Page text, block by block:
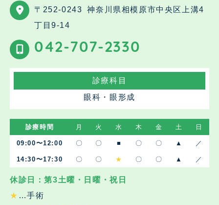
〒252-0243
神奈川県相模原市中央区上溝4
丁目9-14
042-707-2330
診療科目
眼科・眼形成
診療時間 月 火 水 木 金 土 日
09:00〜12:00 〇 〇 ■ 〇 〇 ▲ ／
14:30〜17:30 〇 〇 ★ 〇 〇 ▲ ／
休診日：第3土曜・日曜・祝日
★ …手術